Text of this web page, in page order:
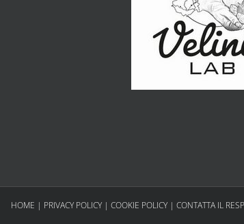
HOME | PRIVACY POLICY| COOKIE POLICY| CONTATTA IL